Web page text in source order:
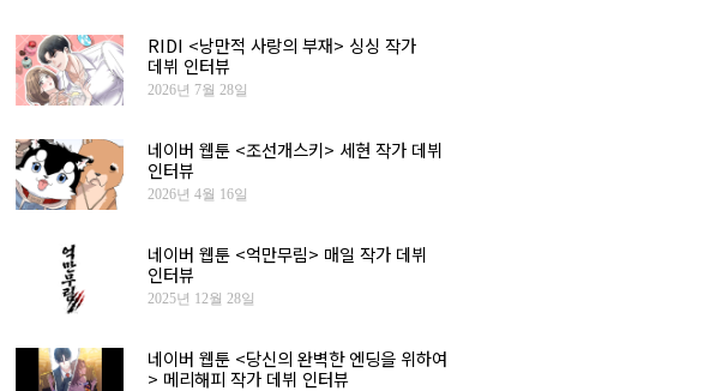
RIDI <낭만적 사랑의 부재> 싱싱 작가
데뷔 인터뷰
2026년 7월 28일
네이버 웹툰 <조선개스키> 세현 작가 데뷔
인터뷰
2026년 4월 16일
네이버 웹툰 <억만무림> 매일 작가 데뷔
인터뷰
2025년 12월 28일
네이버 웹툰 <당신의 완벽한 엔딩을 위하여
> 메리해피 작가 데뷔 인터뷰